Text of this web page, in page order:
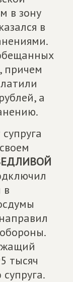
в зону
в
причем
а
в
тысяч